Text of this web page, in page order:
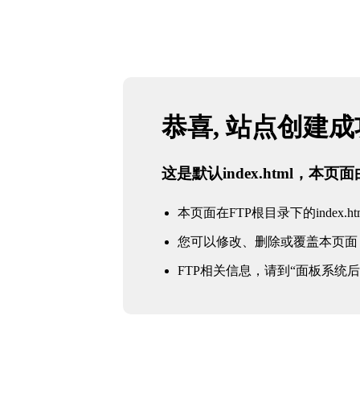
恭喜, 站点创建
这是默认index.html，本页面
本页面在FTP根目录下的
您可以修改、删除或覆盖本页面
FTP相关信息，请到“面板系统